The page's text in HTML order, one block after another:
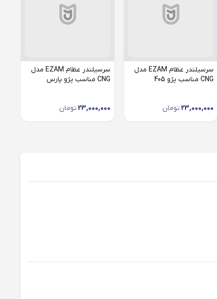
سرسیلندر عظام EZAM مدل
CNG مناسب پژو 405
23,000,000 تومان
سرسیلندر عظام EZAM مدل
CNG مناسب پژو پارس
23,000,000 تومان